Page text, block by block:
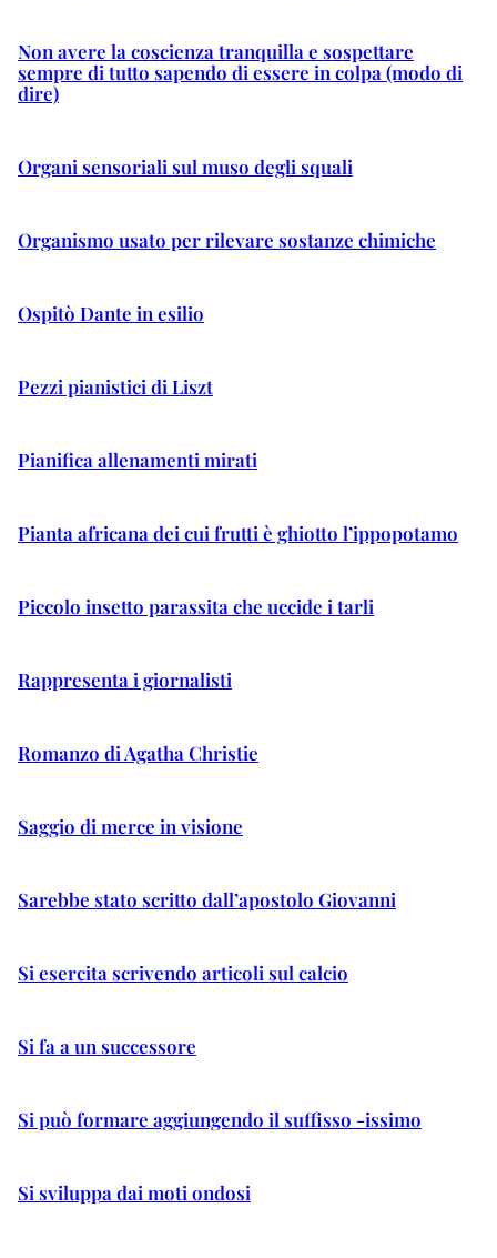
Non avere la coscienza tranquilla e sospettare
sempre di tutto sapendo di essere in colpa (modo di
dire)
Organi sensoriali sul muso degli squali
Organismo usato per rilevare sostanze chimiche
Ospitò Dante in esilio
Pezzi pianistici di Liszt
Pianifica allenamenti mirati
Pianta africana dei cui frutti è ghiotto l’ippopotamo
Piccolo insetto parassita che uccide i tarli
Rappresenta i giornalisti
Romanzo di Agatha Christie
Saggio di merce in visione
Sarebbe stato scritto dall’apostolo Giovanni
Si esercita scrivendo articoli sul calcio
Si fa a un successore
Si può formare aggiungendo il suffisso -issimo
Si sviluppa dai moti ondosi